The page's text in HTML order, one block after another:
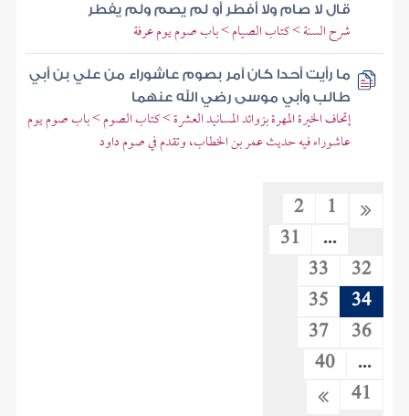
قال لا صام ولا أفطر أو لم يصم ولم يفطر
شرح السنة > كتاب الصيام > باب صوم يوم عرفة
ما رأيت أحدا كان آمر بصوم عاشوراء من علي بن أبي
طالب وأبي موسى رضي الله عنهما
إتحاف الخيرة المهرة بزوائد المسانيد العشرة > كتاب الصوم > باب صوم يوم
عاشوراء فيه حديث عمر بن الخطاب، وتقدم في صوم داود
1
2
...
31
32
33
34
35
36
37
...
40
41